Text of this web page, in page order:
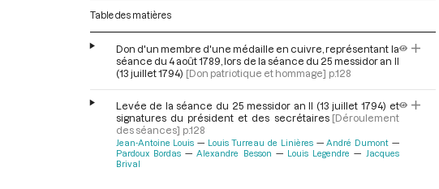
Table des matières
Don d'un membre d'une médaille en cuivre, représentant la
séance du 4 août 1789, lors de la séance du 25 messidor an II
(13 juillet 1794) [Don patriotique et hommage] p.128
Levée de la séance du 25 messidor an II (13 juillet 1794) et
signatures du président et des secrétaires [Déroulement
des séances] p.128
Jean-Antoine Louis Louis Turreau de Linières
André Dumont
Pardoux Bordas
Alexandre Besson Louis Legendre
Jacques
Brival